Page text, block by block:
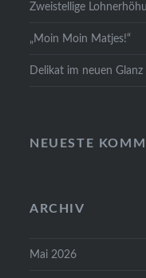
Zweistellige
„Moin Moin Matjes!“
Delikat im neuen Glanz
NEUESTE
ARCHIV
Mai 2026